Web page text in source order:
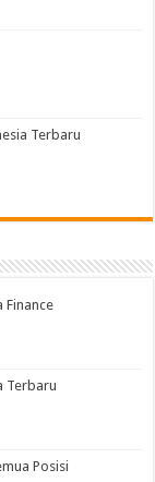
Terbaru
Finance
Terbaru
Posisi